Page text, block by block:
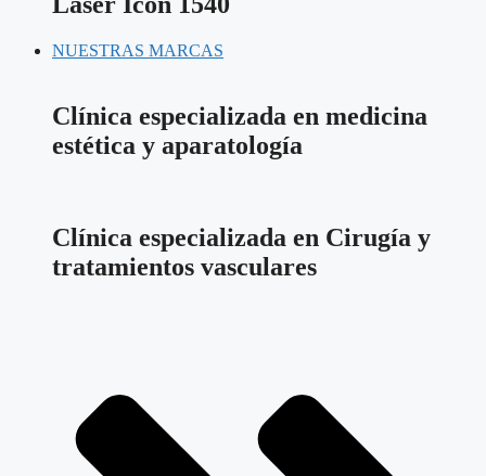
NUESTRAS MARCAS
Clínica especializada en medicina
estética y aparatología
Clínica especializada en Cirugía y
tratamientos vasculares